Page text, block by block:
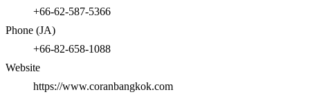
+66-62-587-5366
Phone (JA)
+66-82-658-1088
Website
https://www.coranbangkok.com